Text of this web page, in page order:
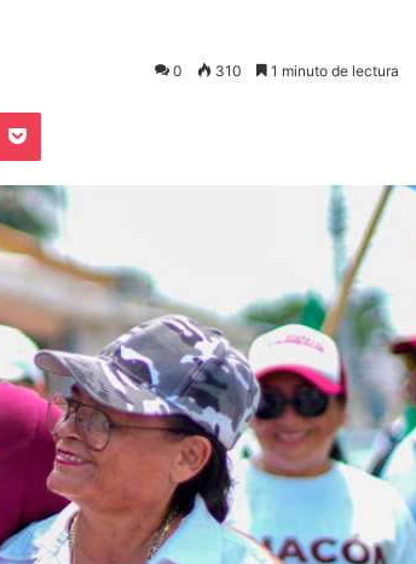
0 310 1 minuto de lectura
Pocket